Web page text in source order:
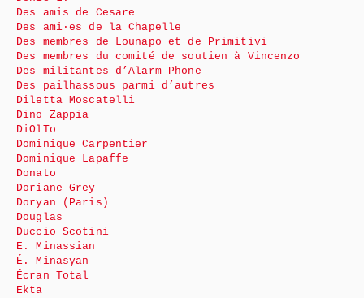
Des amis de Cesare
Des ami·es de la Chapelle
Des membres de Lounapo et de Primitivi
Des membres du comité de soutien à Vincenzo
Des militantes d’Alarm Phone
Des pailhassous parmi d’autres
Diletta Moscatelli
Dino Zappia
DiOlTo
Dominique Carpentier
Dominique Lapaffe
Donato
Doriane Grey
Doryan (Paris)
Douglas
Duccio Scotini
E. Minassian
É. Minasyan
Écran Total
Ekta